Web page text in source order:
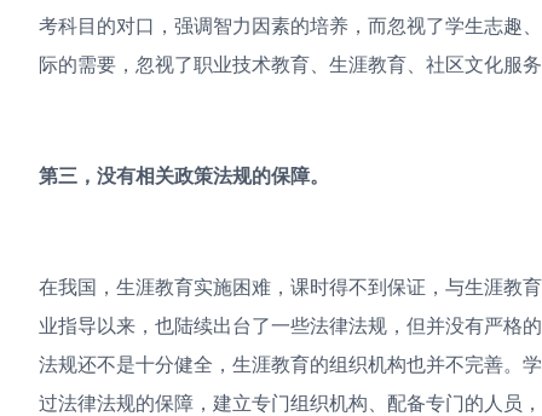
考科目的对口，强调智力因素的培养，而忽视了学生志趣
际的需要，忽视了职业技术教育、生涯教育、社区文化服
第三，没有相关政策法规的保障。
在我国，生涯教育实施困难，课时得不到保证，与生涯教
业指导以来，也陆续出台了一些法律法规，但并没有严格
法规还不是十分健全，生涯教育的组织机构也并不完善。
过法律法规的保障，建立专门组织机构、配备专门的人员